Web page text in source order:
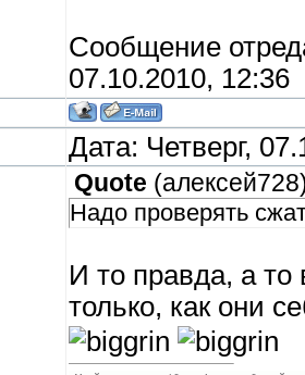
Сообщение
07.10.2010, 12:36
Дата: Четверг,
Quote (алексей728
Надо проверять
И то правда, а то
только, как они